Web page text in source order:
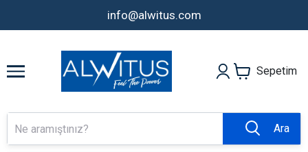
info@alwitus.com
Sepetim
Ara